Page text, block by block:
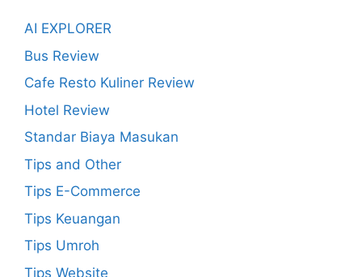
AI EXPLORER
Bus Review
Cafe Resto Kuliner Review
Hotel Review
Standar Biaya Masukan
Tips and Other
Tips E-Commerce
Tips Keuangan
Tips Umroh
Tips Website